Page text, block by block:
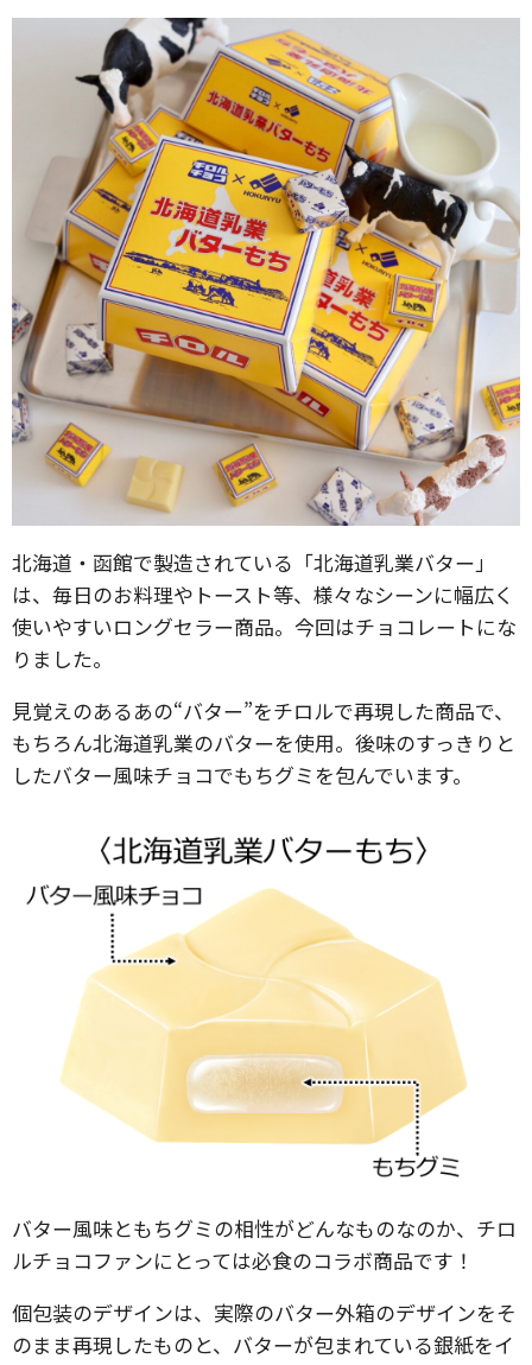
北海道・函館で製造されている「北海道乳業バター」
は、毎日のお料理やトースト等、様々なシーンに幅広く
使いやすいロングセラー商品。今回はチョコレートにな
りました。
見覚えのあるあの“バター”をチロルで再現した商品で、
もちろん北海道乳業のバターを使用。後味のすっきりと
したバター風味チョコでもちグミを包んでいます。
バター風味ともちグミの相性がどんなものなのか、チロ
ルチョコファンにとっては必食のコラボ商品です！
個包装のデザインは、実際のバター外箱のデザインをそ
のまま再現したものと、バターが包まれている銀紙をイ